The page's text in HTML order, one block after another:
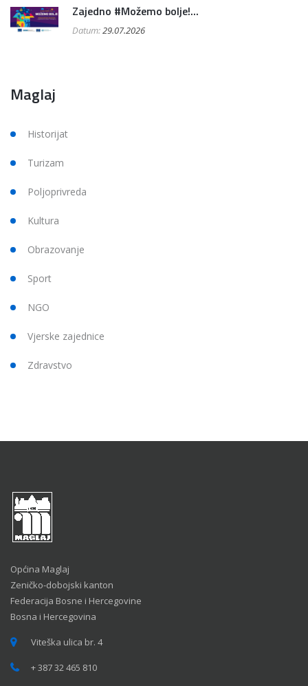
Zajedno #Možemo bolje!...
Datum:29.07.2026
Maglaj
Historijat
Turizam
Poljoprivreda
Kultura
Obrazovanje
Sport
NGO
Vjerske zajednice
Zdravstvo
Općina Maglaj
Zeničko-dobojski kanton
Federacija Bosne i Hercegovine
Bosna i Hercegovina
Viteška ulica br. 4
+ 387 32 465 810